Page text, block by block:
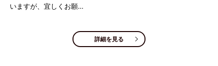
いますが、宜しくお願…
詳細を見る